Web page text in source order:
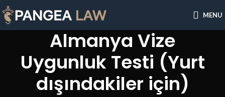
MENU
Almanya Vize
Uygunluk Testi (Yurt
dışındakiler için)